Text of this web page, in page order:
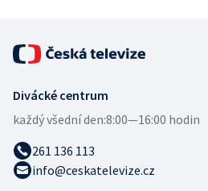
Divácké centrum
každý všední den:8:00—16:00 hodin
261 136 113
info@ceskatelevize.cz